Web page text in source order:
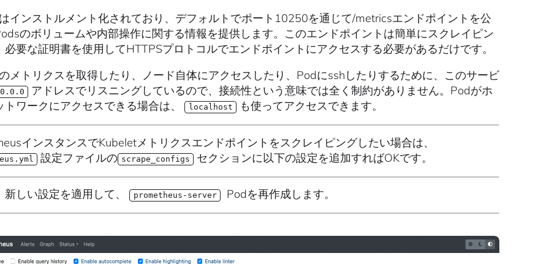
インストルメント化されており、デフォルトでポート10250を通じて/metricsエンドポイントを公
のボリュームや内部操作に関する情報を提供します。このエンドポイントは簡単にスクレイピン
必要な証明書を使用してHTTPSプロトコルでエンドポイントにアクセスする必要があるだけです。
メトリクスを取得したり、ノード自体にアクセスしたり、Podにsshしたりするために、このサービ
アドレスでリスニングしているので、接続性という意味では全く制約がありません。Podがホ
トワークにアクセスできる場合は、 localhost も使ってアクセスできます。
インスタンスでKubeletメトリクスエンドポイントをスクレイピングしたい場合は、
設定ファイルの scrape_configs セクションに以下の設定を追加すればOKです。
新しい設定を適用して、 prometheus-server Podを再作成します。